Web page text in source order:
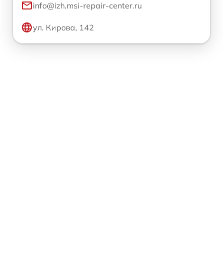
info@izh.msi-repair-center.ru
ул. Кирова, 142